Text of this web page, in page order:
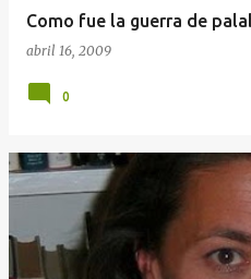
Como fue la guerra de
abril 16, 2009
0